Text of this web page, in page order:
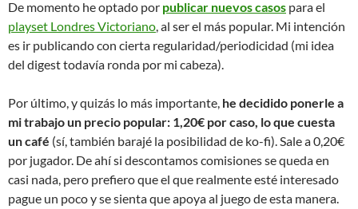
De momento he optado por publicar nuevos casos para el
playset Londres Victoriano, al ser el más popular. Mi intención
es ir publicando con cierta regularidad/periodicidad (mi idea
del digest todavía ronda por mi cabeza).
Por último, y quizás lo más importante, he decidido ponerle a
mi trabajo un precio popular: 1,20€ por caso, lo que cuesta
un café (sí, también barajé la posibilidad de ko-fi). Sale a 0,20€
por jugador. De ahí si descontamos comisiones se queda en
casi nada, pero prefiero que el que realmente esté interesado
pague un poco y se sienta que apoya al juego de esta manera.